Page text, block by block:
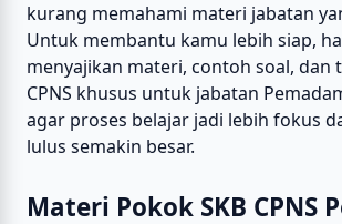
kurang memahami materi jabatan
Untuk membantu kamu lebih siap,
menyajikan materi, contoh soal, dan
CPNS khusus untuk jabatan
agar proses belajar jadi lebih fokus
lulus semakin besar.
Materi Pokok SKB CPNS